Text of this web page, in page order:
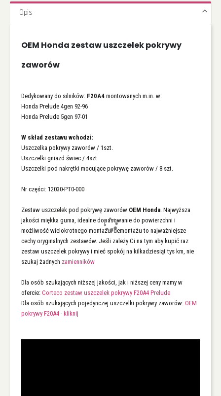
Opis
OEM Honda zestaw uszczelek pokrywy
zaworów
Dedykowany do silników: F20A4 montowanych m.in. w:
Honda Prelude 4gen 92-96
Honda Prelude 5gen 97-01
W skład zestawu wchodzi:
Uszczelka pokrywy zaworów / 1szt.
Uszczelki gniazd świec / 4szt.
Uszczelki pod nakrętki mocujące pokrywę zaworów / 8 szt.
Nr części: 12030-PT0-000
Zestaw uszczelek pod pokrywę zaworów OEM Honda . Najwyższa
jakości miękka guma, idealne dopasowanie do powierzchni i
możliwość wielokrotnego montażu/demontażu to najważniejsze
cechy oryginalnych zestawów. Jeśli zależy Ci na tym aby kupić raz
zestaw uszczelek pokrywy i mieć spokój na kilkadziesiąt tys km, nie
szukaj żadnych zamienników
Dla osób szukających niższej jakości, jak i niższej ceny mamy w
ofercie: Corteco zestaw uszczelek pokrywy F20A4 Prelude
Dla osób szukających pojedynczej uszczelki pokrywy zaworów: OEM
pokrywy F20A4 - kliknij